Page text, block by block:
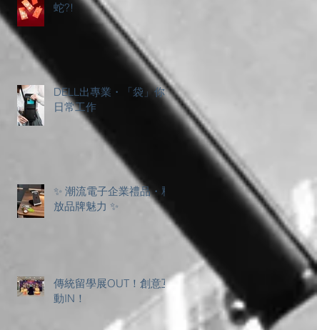
蛇?!
DELL出專業・「袋」你
日常工作
✨ 潮流電子企業禮品・釋
放品牌魅力 ✨
傳統留學展OUT！創意互
動IN！